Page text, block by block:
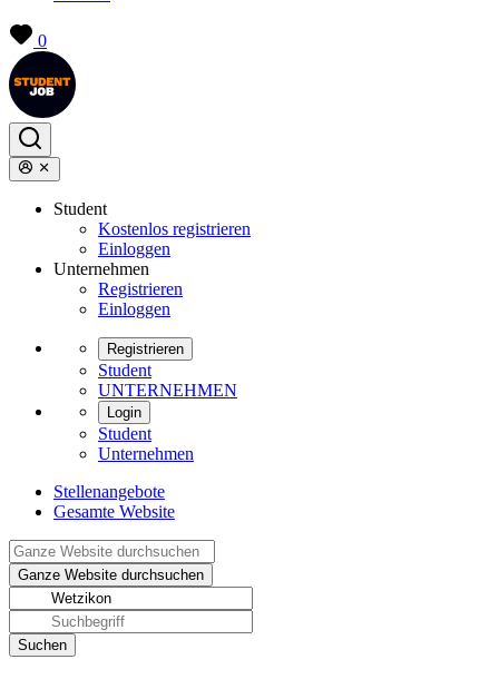
0
Student
Kostenlos registrieren
Einloggen
Unternehmen
Registrieren
Einloggen
Registrieren
Student
UNTERNEHMEN
Login
Student
Unternehmen
Stellenangebote
Gesamte Website